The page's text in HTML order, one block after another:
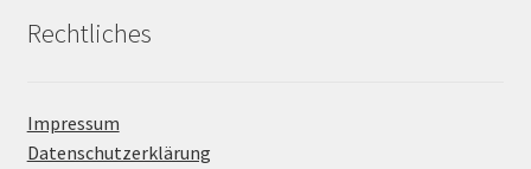
Rechtliches
Impressum
Datenschutzerklärung